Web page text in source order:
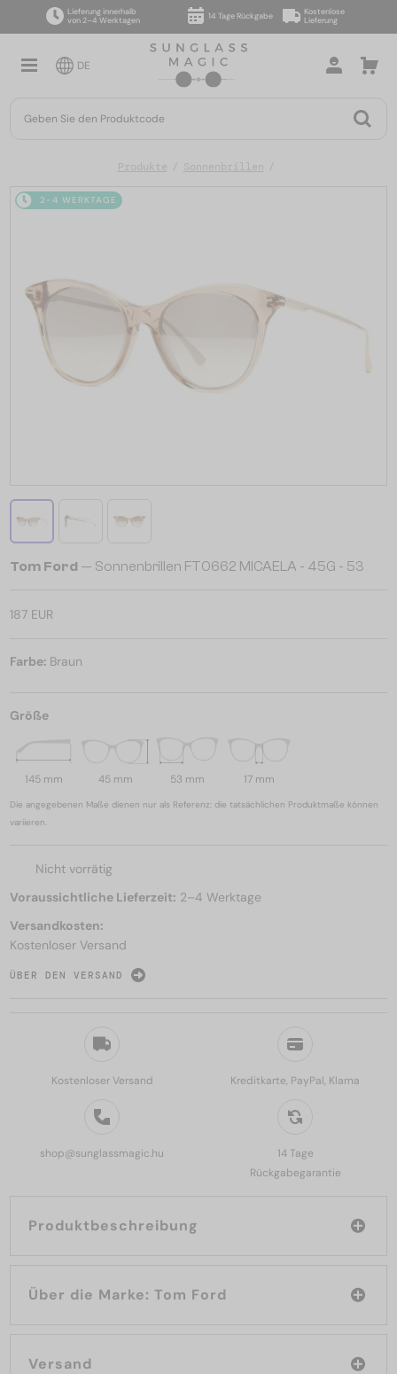
Lieferung innerhalb
von 2–4 Werktagen
14 Tage Rückgabe
Kostenlose
Lieferung
DE
Produkte Sonnenbrillen
Kostenloser Versand Kreditkarte, PayPal, Klarna
shop@sunglassmagic.hu
14 Tage
Rückgabegarantie
Produktbeschreibung
Über die Marke: Tom Ford
Versand
2-4 WERKTAGE
Tom Ford — Sonnenbrillen FT0662 MICAELA - 45G - 53
187 EUR
Farbe: Braun
Größe
145 mm 45 mm 53 mm 17 mm
Die angegebenen Maße dienen nur als Referenz; die tatsächlichen Produktmaße können
variieren.
Nicht vorrätig
Voraussichtliche Lieferzeit: 2–4 Werktage
Versandkosten:
Kostenloser Versand
ÜBER DEN VERSAND